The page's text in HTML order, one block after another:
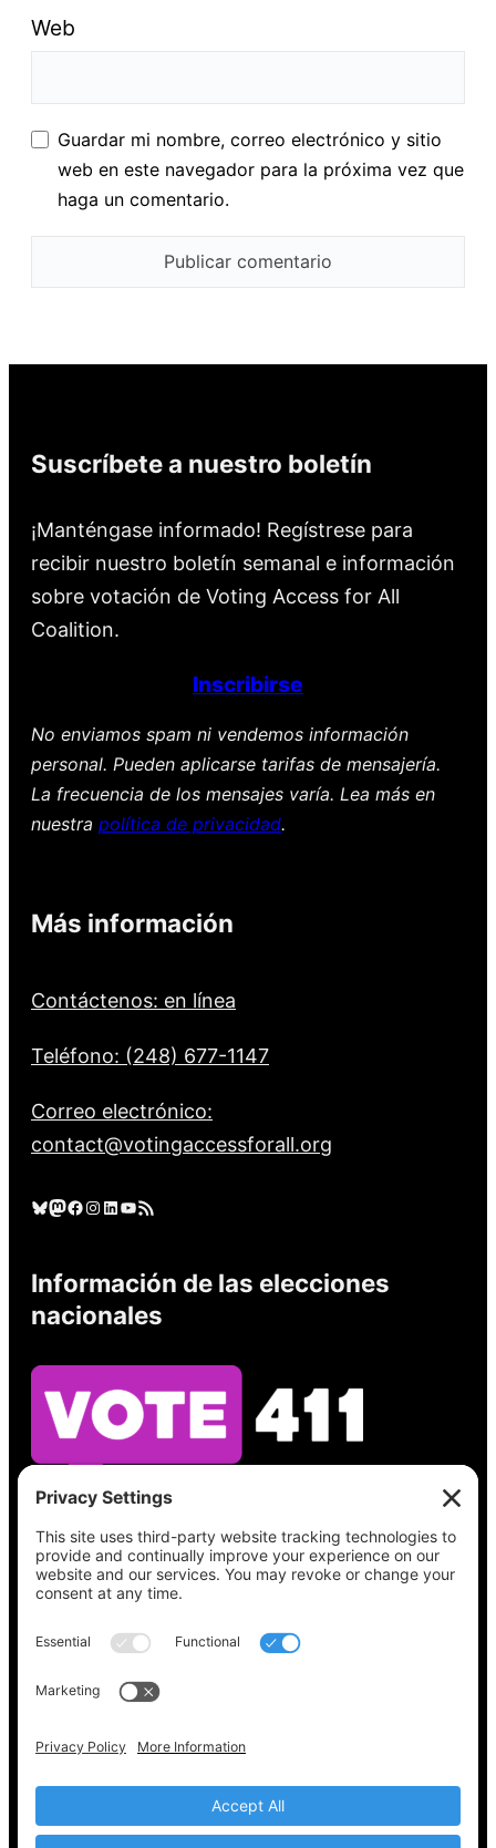
Web
Guardar mi nombre, correo electrónico y sitio
web en este navegador para la próxima vez que
haga un comentario.
Suscríbete a nuestro boletín
¡Manténgase informado! Regístrese para
recibir nuestro boletín semanal e información
sobre votación de Voting Access for All
Coalition.
Inscribirse
No enviamos spam ni vendemos información
personal. Pueden aplicarse tarifas de mensajería.
La frecuencia de los mensajes varía. Lea más en
nuestra política de privacidad.
Más información
Contáctenos: en línea
Teléfono: (248) 677-1147
Correo electrónico:
contact@votingaccessforall.org
Cielo azul Mastodonte Facebook Instagram LinkedIn YouTube Feed RSS
Información de las elecciones
nacionales
Vea lo que hay en su boleta, encuentre su
lugar de votación, verifique el estado de su
registro y obtenga toda la información
electoral que necesita enVote411.org.
Por favor no utilice:
Derechos de autor © 2022-2024 Coalición de
acceso al voto para todos